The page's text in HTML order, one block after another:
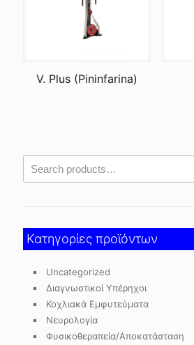
V. Plus (Pininfarina)
Κατηγορίες προϊόντων
Uncategorized
Διαγνωστικοί Υπέρηχοι
Κοχλιακά Εμφυτεύματα
Νευρολογία
Φυσικοθεραπεία/Αποκατάσταση